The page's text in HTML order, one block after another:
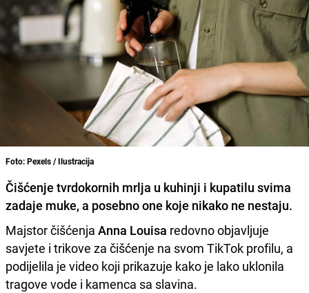
Foto: Pexels / Ilustracija
Čišćenje tvrdokornih mrlja u kuhinji i kupatilu svima
zadaje muke, a posebno one koje nikako ne nestaju.
Majstor čišćenja Anna Louisa redovno objavljuje
savjete i trikove za čišćenje na svom TikTok profilu, a
podijelila je video koji prikazuje kako je lako uklonila
tragove vode i kamenca sa slavina.